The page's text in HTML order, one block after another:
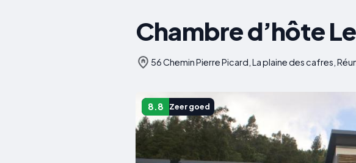
Chambre d’hôte
56 Chemin Pierre Picard, La plaine des cafres,
8.8 Zeer goed